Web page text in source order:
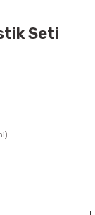
Seti